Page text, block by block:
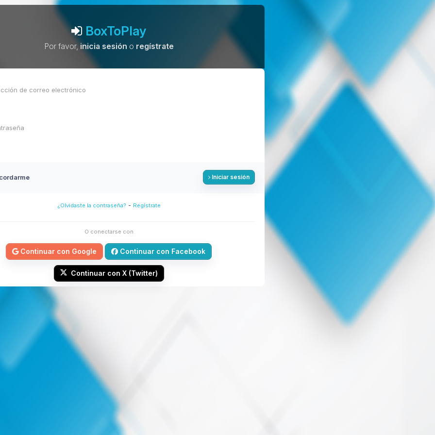
BoxToPlay
Por favor,inicia sesión o regístrate
Iniciar sesión
¿Olvidaste la contraseña? - Regístrate
O conectarse con
Continuar con Google Continuar con Facebook
Continuar con X (Twitter)